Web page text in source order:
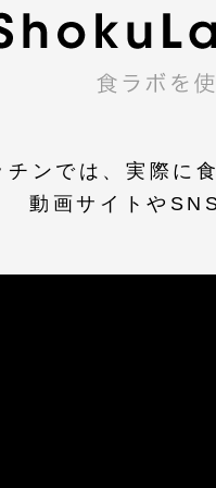
チンでは、実際に
動画サイトや